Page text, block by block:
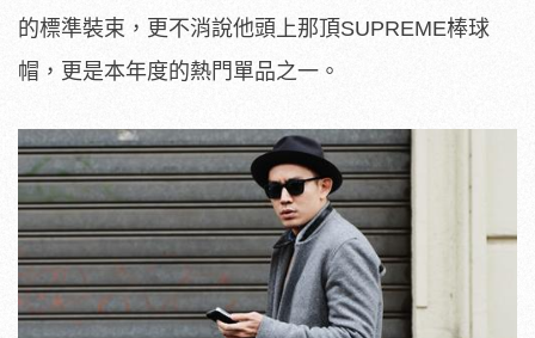
的標準裝束，更不消說他頭上那頂SUPREME棒球
帽，更是本年度的熱門單品之一。